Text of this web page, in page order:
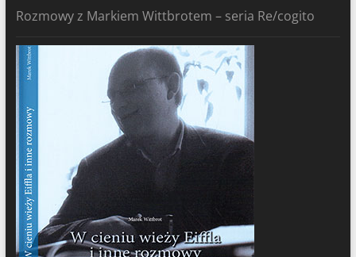
Rozmowy z Markiem Wittbrotem – seria Re/cogito